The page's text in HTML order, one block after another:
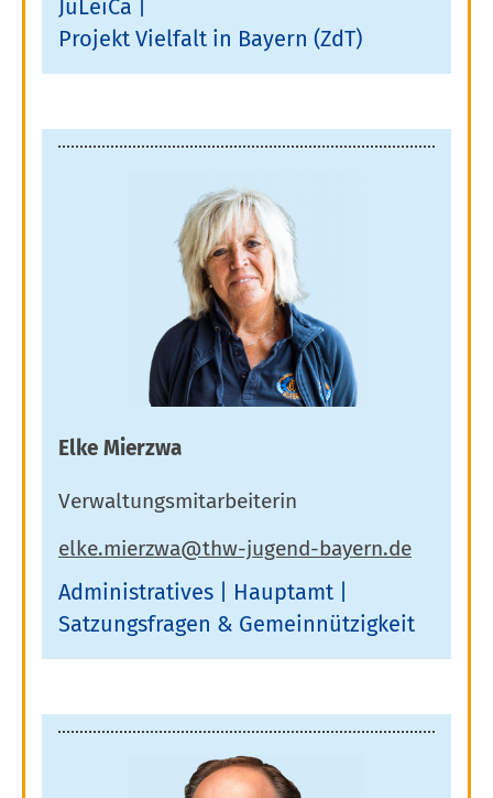
JuLeiCa
Projekt Vielfalt in Bayern (ZdT)
Elke Mierzwa
Verwaltungsmitarbeiterin
Administratives
Hauptamt
Satzungsfragen & Gemeinnützigkeit